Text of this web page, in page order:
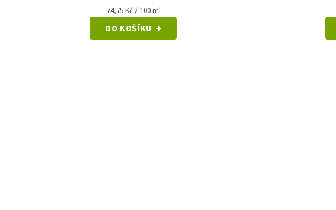
Měrná
cena:
74,75 Kč / 100 ml
DO KOŠÍKU